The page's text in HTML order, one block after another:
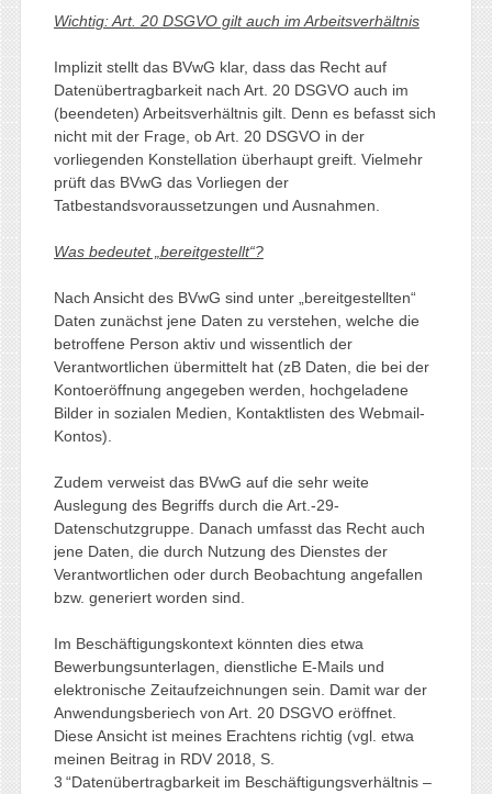
Wichtig: Art. 20 DSGVO gilt auch im Arbeitsverhältnis
Implizit stellt das BVwG klar, dass das Recht auf
Datenübertragbarkeit nach Art. 20 DSGVO auch im
(beendeten) Arbeitsverhältnis gilt. Denn es befasst sich
nicht mit der Frage, ob Art. 20 DSGVO in der
vorliegenden Konstellation überhaupt greift. Vielmehr
prüft das BVwG das Vorliegen der
Tatbestandsvoraussetzungen und Ausnahmen.
Was bedeutet „bereitgestellt“?
Nach Ansicht des BVwG sind unter „bereitgestellten“
Daten zunächst jene Daten zu verstehen, welche die
betroffene Person aktiv und wissentlich der
Verantwortlichen übermittelt hat (zB Daten, die bei der
Kontoeröffnung angegeben werden, hochgeladene
Bilder in sozialen Medien, Kontaktlisten des Webmail-
Kontos).
Zudem verweist das BVwG auf die sehr weite
Auslegung des Begriffs durch die Art.-29-
Datenschutzgruppe. Danach umfasst das Recht auch
jene Daten, die durch Nutzung des Dienstes der
Verantwortlichen oder durch Beobachtung angefallen
bzw. generiert worden sind.
Im Beschäftigungskontext könnten dies etwa
Bewerbungsunterlagen, dienstliche E-Mails und
elektronische Zeitaufzeichnungen sein. Damit war der
Anwendungsberiech von Art. 20 DSGVO eröffnet.
Diese Ansicht ist meines Erachtens richtig (vgl. etwa
meinen Beitrag in RDV 2018, S.
3 “Datenübertragbarkeit im Beschäftigungsverhältnis –